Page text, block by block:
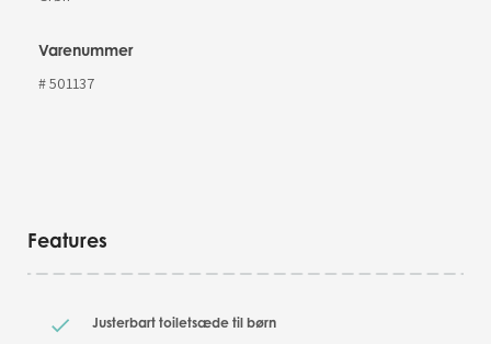
Varenummer
# 501137
Features
Justerbart toiletsæde til børn